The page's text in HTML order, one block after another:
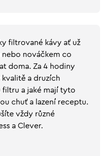
filtrované kávy ať už
nebo nováčkem co
doma. Za 4 hodiny
a druzích
a jaké mají tyto
chuť a lazení receptu.
vždy různé
a Clever.